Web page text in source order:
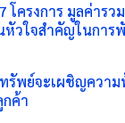
ครงการ มูลค่าร
หัวใจสำคัญใน
ย์จะเผชิญควา
ค้า